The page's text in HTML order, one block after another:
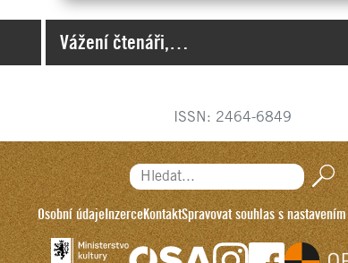
Vážení čtenáři,…
ISSN: 2464-6849
Hledat...
Osobní údajeInzerceKontaktSpravovat souhlas s